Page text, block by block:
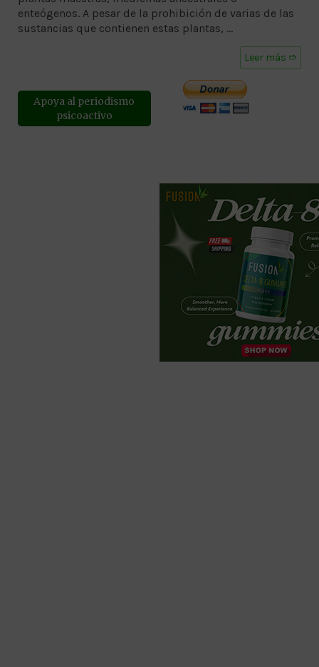
enteógenos. A pesar de la prohibición de varias de las
sustancias que contienen estas plantas, …
Leer más ➱
Apoya al periodismo
psicoactivo